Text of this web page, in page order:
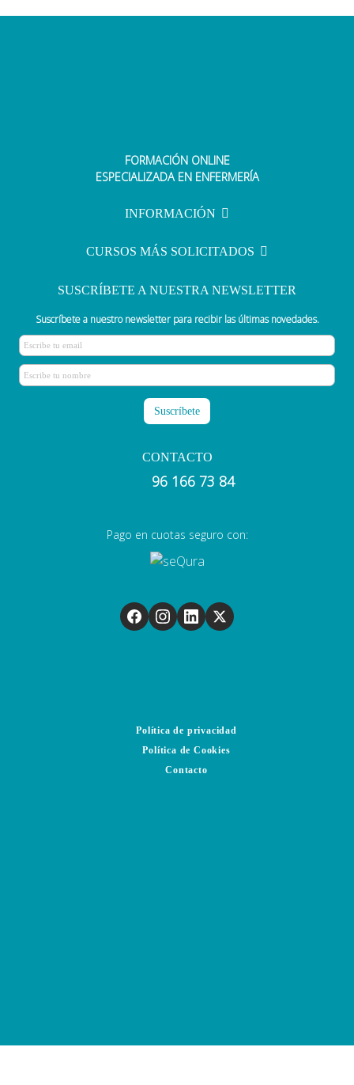
FORMACIÓN ONLINE
ESPECIALIZADA EN ENFERMERÍA
INFORMACIÓN
CURSOS MÁS SOLICITADOS
SUSCRÍBETE A NUESTRA NEWSLETTER
Suscríbete a nuestro newsletter para recibir las últimas novedades.
CONTACTO
96 166 73 84
Pago en cuotas seguro con:
Política de privacidad
Política de Cookies
Contacto